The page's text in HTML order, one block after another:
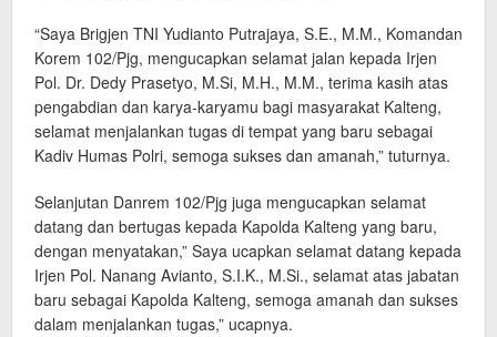
“Saya Brigjen TNI Yudianto Putrajaya, S.E., M.M., Komandan
Korem 102/Pjg, mengucapkan selamat jalan kepada Irjen
Pol. Dr. Dedy Prasetyo, M.Si, M.H., M.M., terima kasih atas
pengabdian dan karya-karyamu bagi masyarakat Kalteng,
selamat menjalankan tugas di tempat yang baru sebagai
Kadiv Humas Polri, semoga sukses dan amanah,” tuturnya.
Selanjutan Danrem 102/Pjg juga mengucapkan selamat
datang dan bertugas kepada Kapolda Kalteng yang baru,
dengan menyatakan,” Saya ucapkan selamat datang kepada
Irjen Pol. Nanang Avianto, S.I.K., M.Si., selamat atas jabatan
baru sebagai Kapolda Kalteng, semoga amanah dan sukses
dalam menjalankan tugas,” ucapnya.